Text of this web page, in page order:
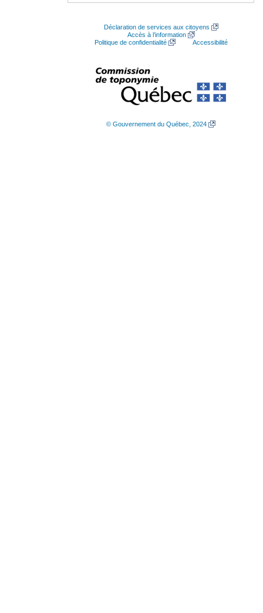
Déclaration de services aux citoyens
Accès à l’information
Politique de confidentialité
Accessibilité
© Gouvernement du Québec, 2024